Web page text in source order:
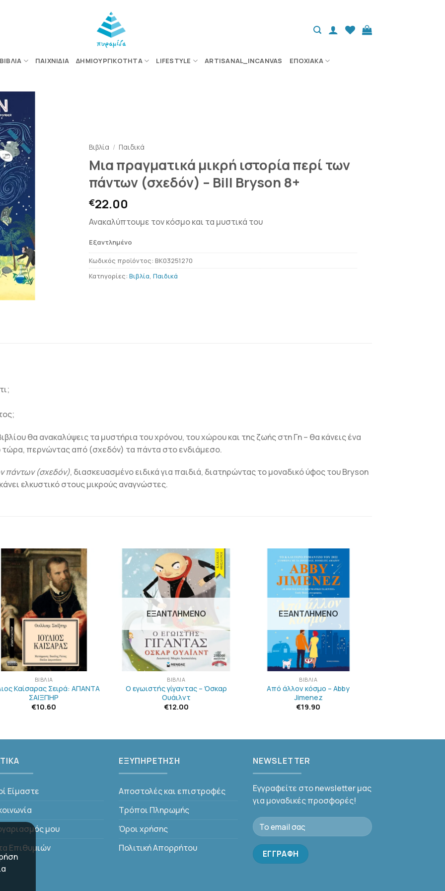
ΒΙΒΛΊΑ ΠΑΙΧΝΊΔΙΑ ΔΗΜΙΟΥΡΓΙΚΌΤΗΤΑ LIFESTYLE ARTISANAL_INCANVAS ΕΠΟΧΙΑΚΆ
ΠΡΟΣΘΉΚΗ
ΣΤΗΝ
ΛΊΣΤΑ
ΕΠΙΘΥΜΙΏΝ
Βιβλία / Παιδικά
Μια πραγματικά μικρή ιστορία περί των
πάντων (σχεδόν) – Bill Bryson 8+
€22.00
Ανακαλύπτουμε τον κόσμο και τα μυστικά του
Εξαντλημένο
Κωδικός προϊόντος: BK03251270
Κατηγορίες: Βιβλία, Παιδικά
θα ανακαλύψεις τα μυστήρια του χρόνου, του χώρου και της ζωής στη Γη – θα κάνεις ένα
τώρα, περνώντας από (σχεδόν) τα πάντα στο ενδιάμεσο.
πάντων (σχεδόν), διασκευασμένο ειδικά για παιδιά, διατηρώντας το μοναδικό ύφος του Bryson
ελκυστικό στους μικρούς αναγνώστες.
ΠΡΟΣΘΉΚΗ
ΣΤΗΝ
ΛΊΣΤΑ
ΕΠΙΘΥΜΙΏΝ
ΒΙΒΛΊΑ
Καίσαρας Σειρά: ΑΠΑΝΤΑ
ΣΑΙΞΠΗΡ
€10.60
ΠΡΟΣΘΉΚΗ
ΣΤΗΝ
ΛΊΣΤΑ
ΕΠΙΘΥΜΙΏΝ
+
ΕΞΑΝΤΛΗΜΈΝΟ
ΒΙΒΛΊΑ
Ο εγωιστής γίγαντας – Όσκαρ
Ουάιλντ
€12.00
ΠΡΟΣΘΉΚΗ
ΣΤΗΝ
ΛΊΣΤΑ
ΕΠΙΘΥΜΙΏΝ
ΕΞΑΝΤΛΗΜΈΝΟ
ΒΙΒΛΊΑ
Από άλλον κόσμο – Abby
Jimenez
€19.90
Είμαστε
μου
Επιθυμιών
ΕΞΥΠΗΡΕΤΗΣΗ
Αποστολές και επιστροφές
Τρόποι Πληρωμής
Όροι χρήσης
Πολιτική Απορρήτου
NEWSLETTER
Εγγραφείτε στο newsletter μας
για μοναδικές προσφορές!